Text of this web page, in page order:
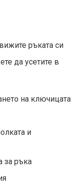
ръката си
да усетите в
на ключицата
и
за ръка